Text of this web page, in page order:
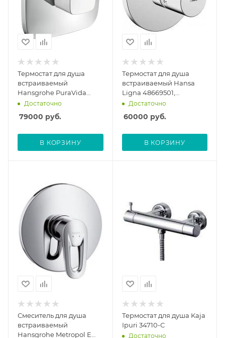
Термостат для душа
встраиваемый
Hansgrohe PuraVida
белый/хром 15772400,
без скрытой части
Достаточно
79000 руб.
В КОРЗИНУ
Термостат для душа
встраиваемый Hansa
Ligna 48669501,
внешняя часть
Достаточно
60000 руб.
В КОРЗИНУ
Смеситель для душа
встраиваемый
Hansgrohe Metropol E
Термостат для душа Kaja
Ipuri 34710-С
Достаточно